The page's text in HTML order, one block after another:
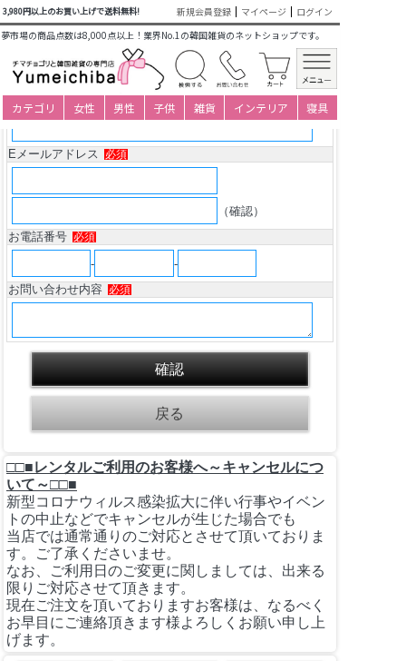
3,980円以上のお買い上げで送料無料! 新規会員登録 マイページ
ログイン
夢市場の商品点数は8,000点以上！業界No.1の韓国雑貨のネットショップです。
カテゴリ 女性 男性 子供 雑貨 インテリア 寝具
商品についてのお問い合わせ
韓国 メッセージカード
(カード兼年賀状)福梅チ
ュモニ6
氏名 必須
Eメールアドレス 必須
（確認）
お電話番号
必須
-
-
お問い合わせ内容
必須
□□■レンタルご利用のお客様へ～キャンセルにつ
いて～□□■
新型コロナウィルス感染拡大に伴い行事やイベン
トの中止などでキャンセルが生じた場合でも
当店では通常通りのご対応とさせて頂いておりま
す。ご了承くださいませ。
なお、ご利用日のご変更に関しましては、出来る
限りご対応させて頂きます。
現在ご注文を頂いておりますお客様は、なるべく
お早目にご連絡頂きます様よろしくお願い申し上
げます。